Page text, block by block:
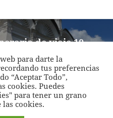
de viaje 10
para darte la
tus preferencias
“Aceptar Todo”,
cookies. Puedes
para tener un grano
cookies.